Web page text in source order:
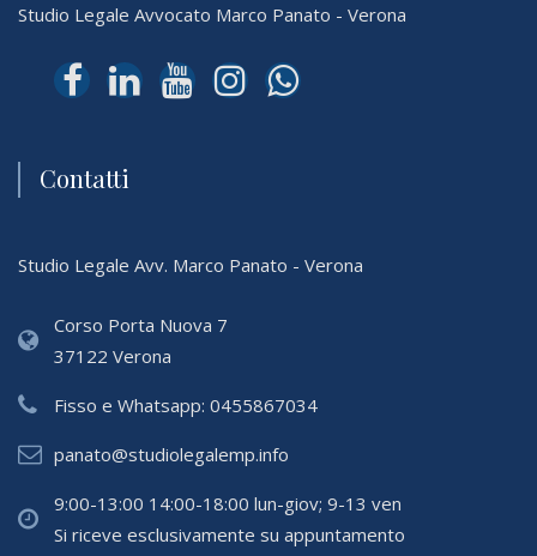
Studio Legale Avvocato Marco Panato - Verona
Contatti
Studio Legale Avv. Marco Panato - Verona
Corso Porta Nuova 7
37122 Verona
Fisso e Whatsapp: 0455867034
panato@studiolegalemp.info
9:00-13:00 14:00-18:00 lun-giov; 9-13 ven
Si riceve esclusivamente su appuntamento